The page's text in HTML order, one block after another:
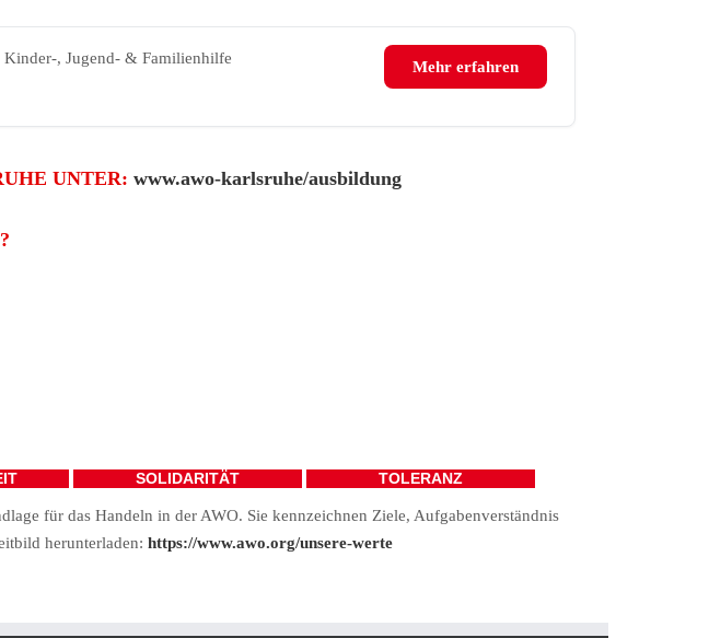
Kinder-, Jugend- & Familienhilfe Mehr erfahren
UNTER: www.awo-karlsruhe/ausbildung
SOLIDARITÄT TOLERANZ
für das Handeln in der AWO. Sie kennzeichnen Ziele, Aufgabenverständnis
herunterladen: https://www.awo.org/unsere-werte